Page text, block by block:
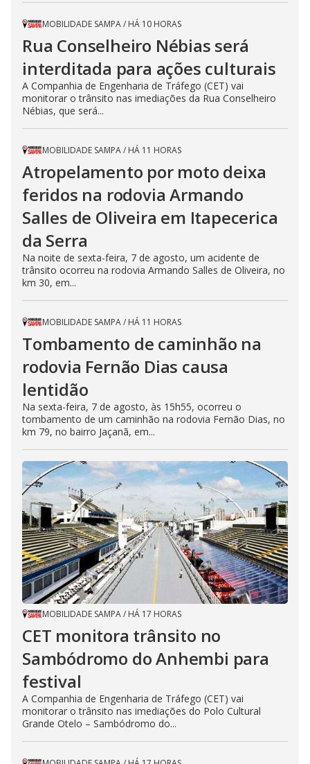
MOBILIDADE SAMPA/ HÁ 10 HORAS
Rua Conselheiro Nébias será
interditada para ações culturais
A Companhia de Engenharia de Tráfego (CET) vai
monitorar o trânsito nas imediações da Rua Conselheiro
Nébias, que será...
MOBILIDADE SAMPA/ HÁ 11 HORAS
Atropelamento por moto deixa
feridos na rodovia Armando
Salles de Oliveira em Itapecerica
da Serra
Na noite de sexta-feira, 7 de agosto, um acidente de
trânsito ocorreu na rodovia Armando Salles de Oliveira, no
km 30, em...
MOBILIDADE SAMPA/ HÁ 11 HORAS
Tombamento de caminhão na
rodovia Fernão Dias causa
lentidão
Na sexta-feira, 7 de agosto, às 15h55, ocorreu o
tombamento de um caminhão na rodovia Fernão Dias, no
km 79, no bairro Jaçanã, em...
MOBILIDADE SAMPA/ HÁ 17 HORAS
CET monitora trânsito no
Sambódromo do Anhembi para
festival
A Companhia de Engenharia de Tráfego (CET) vai
monitorar o trânsito nas imediações do Polo Cultural
Grande Otelo – Sambódromo do...